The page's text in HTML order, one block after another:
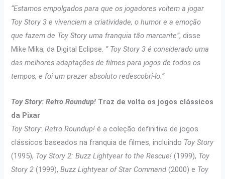
“Estamos empolgados para que os jogadores voltem a jogar
Toy Story 3 e vivenciem a criatividade, o humor e a emoção
que fazem de Toy Story uma franquia tão marcante”, disse
Mike Mika, da Digital Eclipse. ” Toy Story 3 é considerado uma
das melhores adaptações de filmes para jogos de todos os
tempos, e foi um prazer absoluto redescobri-lo.”
Toy Story: Retro Roundup! Traz de volta os jogos clássicos
da Pixar
Toy Story: Retro Roundup!é a coleção definitiva de jogos
clássicos baseados na franquia de filmes, incluindo Toy Story
(1995), Toy Story 2: Buzz Lightyear to the Rescue!(1999), Toy
Story 2(1999),Buzz Lightyear of Star Command(2000) e Toy